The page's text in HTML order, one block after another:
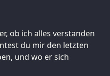
ob ich alles verstanden
du mir den letzten
und wo er sich